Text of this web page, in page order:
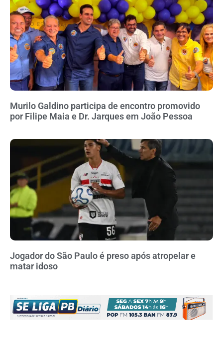
Murilo Galdino participa de encontro promovido
por Filipe Maia e Dr. Jarques em João Pessoa
Jogador do São Paulo é preso após atropelar e
matar idoso